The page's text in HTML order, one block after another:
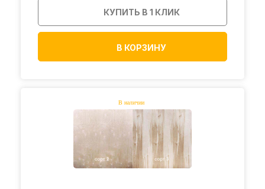
КУПИТЬ В 1 КЛИК
В КОРЗИНУ